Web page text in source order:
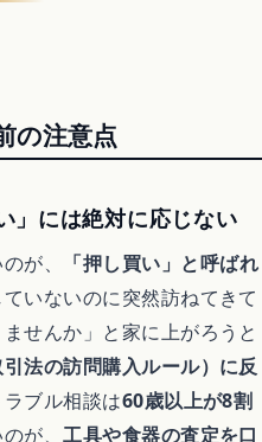
の注意点
」には絶対に応じない
が、
「押し買い」と呼ばれ
いないのに突然訪ねてきて
せんか」と家に上がろうと
法の訪問購入ルール）に反
ブル相談は60歳以上が8割
が、工具や食器の査定を口